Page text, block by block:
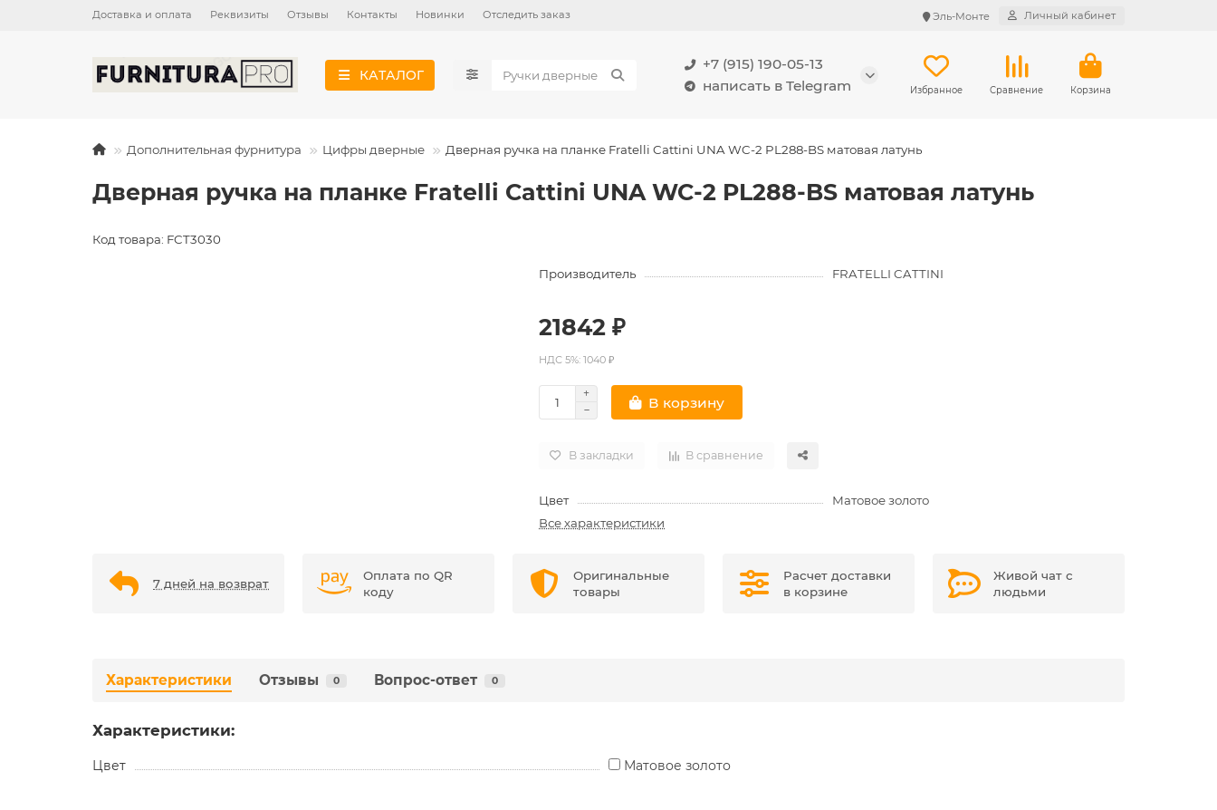
Доставка и оплата Реквизиты Отзывы Контакты Новинки Отследить заказ Эль-Монте Личный кабинет
КАТАЛОГ
+7 (915) 190-05-13
написать в Telegram
Избранное Сравнение Корзина
Дополнительная фурнитура Цифры дверные Дверная ручка на планке Fratelli Cattini UNA WC-2 PL288-BS матовая латунь
Дверная ручка на планке Fratelli Cattini UNA WC-2 PL288-BS матовая латунь
Код товара: FCT3030
Производитель FRATELLI CATTINI
21842 ₽
НДС 5%: 1040 ₽
В корзину
В закладки В сравнение
Цвет
Матовое золото
Все характеристики
7 дней на возврат
Оплата по QR
коду
Оригинальные
товары
Расчет доставки
в корзине
Живой чат с
людьми
Характеристики Отзывы 0 Вопрос-ответ 0
Характеристики:
Цвет Матовое золото